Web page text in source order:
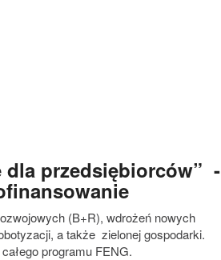
dla przedsiębiorców” -
(B+R), wdrożeń nowych
a także zielonej gospodarki.
programu FENG.